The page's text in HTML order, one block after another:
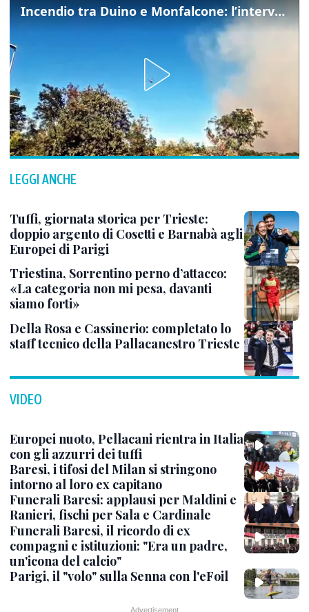
Incendio tra Duino e Monfalcone: l’intervento dei vigili del fuoco
LEGGI ANCHE
Tuffi, giornata storica per Trieste:
doppio argento di Cosetti e Barnabà agli
Europei di Parigi
Triestina, Sorrentino perno d’attacco:
«La categoria non mi pesa, davanti
siamo forti»
Della Rosa e Cassinerio: completato lo
staff tecnico della Pallacanestro Trieste
VIDEO
Europei nuoto, Pellacani rientra in Italia
con gli azzurri dei tuffi
Baresi, i tifosi del Milan si stringono
intorno al loro ex capitano
Funerali Baresi: applausi per Maldini e
Ranieri, fischi per Sala e Cardinale
Funerali Baresi, il ricordo di ex
compagni e istituzioni: "Era un padre,
un'icona del calcio"
Parigi, il "volo" sulla Senna con l'eFoil